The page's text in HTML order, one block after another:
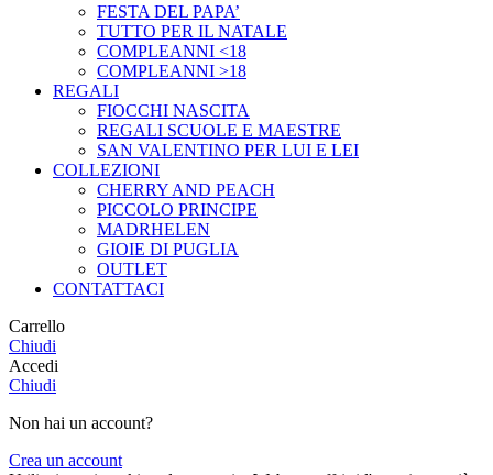
FESTA DEL PAPA’
TUTTO PER IL NATALE
COMPLEANNI <18
COMPLEANNI >18
REGALI
FIOCCHI NASCITA
REGALI SCUOLE E MAESTRE
SAN VALENTINO PER LUI E LEI
COLLEZIONI
CHERRY AND PEACH
PICCOLO PRINCIPE
MADRHELEN
GIOIE DI PUGLIA
OUTLET
CONTATTACI
Carrello
Chiudi
Accedi
Chiudi
Non hai un account?
Crea un account